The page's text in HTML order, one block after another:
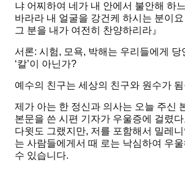
냐 어찌하여 네가 내 안에서 불안해 하
바라라 내 얼굴을 강건케 하시는 분이
그 분을 내가 여전히 찬양하리라 』
서론: 시험, 모욕, 박해는 우리들에게 당
‘칼’이 아닌가?
예수의 친구는 세상의 친구와 원수가
제가 아는 한 정신과 의사는 오늘 주신
본문을 쓴 시편 기자가 우울증에 걸렸
다윗도 그랬지만, 저를 포함해서 밀레
는 사람들에게서 때 로는 낙심하여 우
수 있습니다.